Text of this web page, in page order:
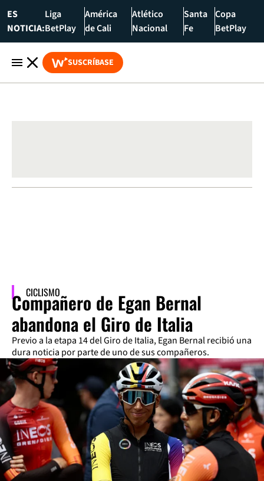
ES
NOTICIA:
Liga
BetPlay
América
de Cali
Atlético
Nacional
Santa
Fe
Copa
BetPlay
SUSCRÍBASE
CICLISMO
Compañero de Egan Bernal
abandona el Giro de Italia
Previo a la etapa 14 del Giro de Italia, Egan Bernal recibió una
dura noticia por parte de uno de sus compañeros.